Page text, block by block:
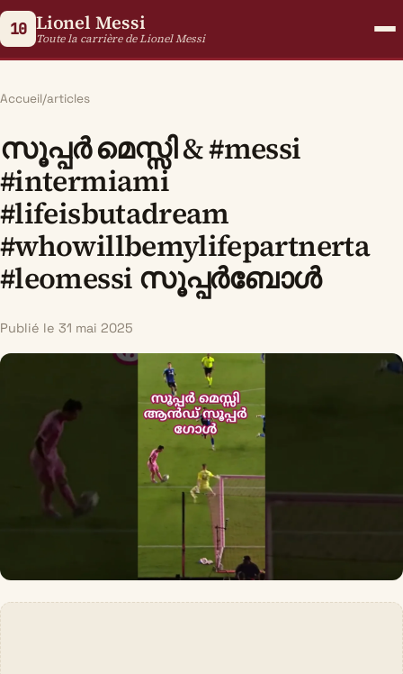
10 Lionel Messi
Toute la carrière de Lionel Messi
Accueil/articles
സൂപ്പർ മെസ്സി & #messi
#intermiami
#lifeisbutadream
#whowillbemylifepartnerta
#leomessi സൂപ്പർബോൾ
Publié le 31 mai 2025